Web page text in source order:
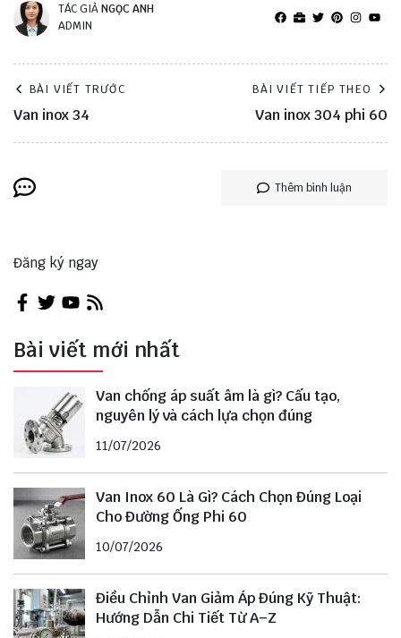
TÁC GIẢNGỌC ANH
ADMIN
BÀI VIẾT TRƯỚC
Van inox 34
BÀI VIẾT TIẾP THEO
Van inox 304 phi 60
Thêm bình luận
Đăng ký ngay
Bài viết mới nhất
Van chống áp suất âm là gì? Cấu tạo,
nguyên lý và cách lựa chọn đúng
11/07/2026
Van Inox 60 Là Gì? Cách Chọn Đúng Loại
Cho Đường Ống Phi 60
10/07/2026
Điều Chỉnh Van Giảm Áp Đúng Kỹ Thuật:
Hướng Dẫn Chi Tiết Từ A–Z